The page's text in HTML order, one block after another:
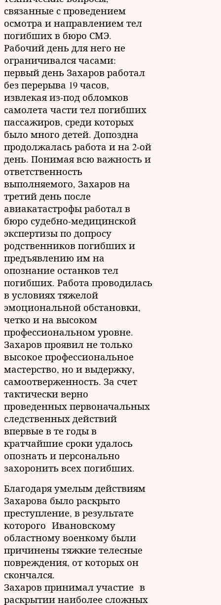
связанные с проведением
осмотра и направлением тел
погибших в бюро СМЭ.
Рабочий день для него не
ограничивался часами:
первый день Захаров работал
без перерыва 19 часов,
извлекая из-под обломков
самолета части тел погибших
пассажиров, среди которых
было много детей. Допоздна
продолжалась работа и на 2-ой
день. Понимая всю важность и
ответственность
выполняемого, Захаров на
третий день после
авиакатастрофы работал в
бюро судебно-медицинской
экспертизы по допросу
родственников погибших и
предъявлению им на
опознание останков тел
погибших. Работа проводилась
в условиях тяжелой
эмоциональной обстановки,
четко и на высоком
профессиональном уровне.
Захаров проявил не только
высокое профессиональное
мастерство, но и выдержку,
самоотверженность. За счет
тактически верно
проведенных первоначальных
следственных действий
впервые в те годы в
кратчайшие сроки удалось
опознать и персонально
захоронить всех погибших.
Благодаря умелым действиям
Захарова было раскрыто
преступление, в результате
которого Ивановскому
областному военкому были
причинены тяжкие телесные
повреждения, от которых он
скончался.
Захаров принимал участие в
раскрытии наиболее сложных